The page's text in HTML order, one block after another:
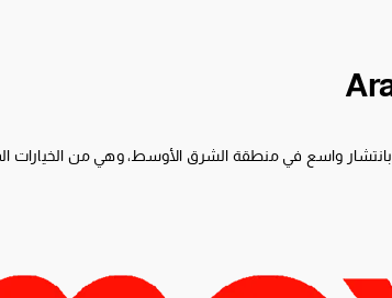
بانتشار واسع في منطقة الشرق الأوسط، وهي من الخيارات